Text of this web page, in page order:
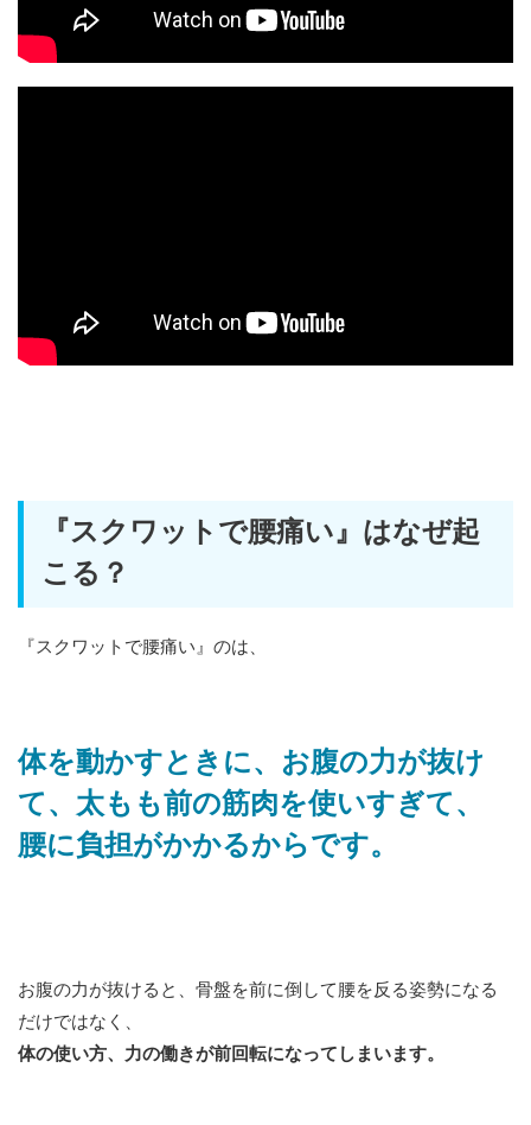
『スクワットで腰痛い』はなぜ起
こる？
『スクワットで腰痛い』のは、
体を動かすときに、お腹の力が抜け
て、太もも前の筋肉を使いすぎて、
腰に負担がかかるからです。
お腹の力が抜けると、骨盤を前に倒して腰を反る姿勢になる
だけではなく、
体の使い方、力の働きが前回転になってしまいます。